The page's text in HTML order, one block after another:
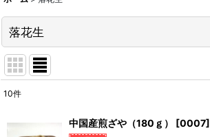
落花生
10件
中国産煎ざや（180ｇ） [0007]